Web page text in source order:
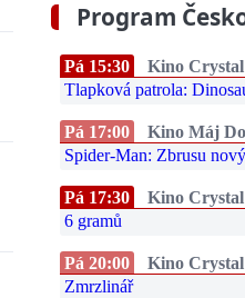
Program
Pá 15:30 Kino Crystal
Tlapková patrola:
Pá 17:00 Kino Máj
Spider-Man: Zbrusu
Pá 17:30 Kino Crystal
6 gramů
Pá 20:00 Kino Crystal
Zmrzlinář